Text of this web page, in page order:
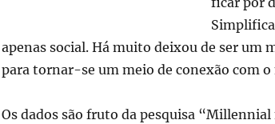
apenas social. Há muito deixou de ser um
para tornar-se um meio de conexão com
Os dados são fruto da pesquisa